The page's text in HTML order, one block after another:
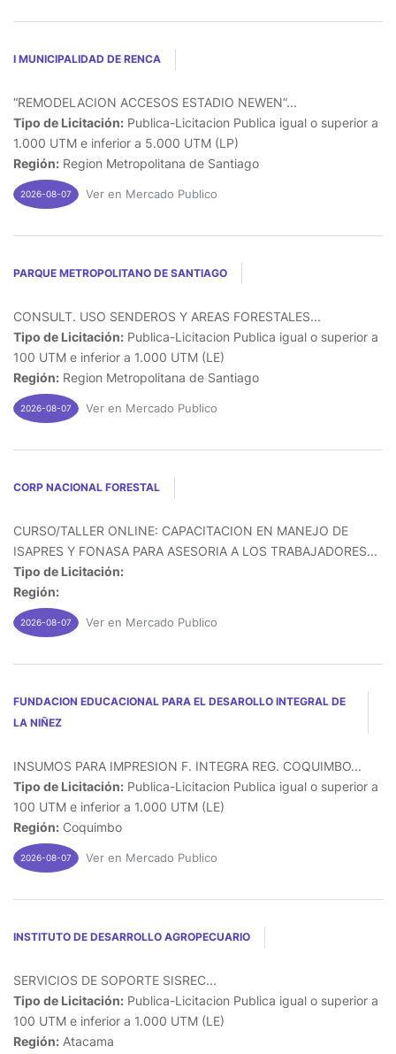
I MUNICIPALIDAD DE RENCA
“REMODELACION ACCESOS ESTADIO NEWEN”...
Tipo de Licitación: Publica-Licitacion Publica igual o superior a
1.000 UTM e inferior a 5.000 UTM (LP)
Región: Region Metropolitana de Santiago
2026-08-07 Ver en Mercado Publico
PARQUE METROPOLITANO DE SANTIAGO
CONSULT. USO SENDEROS Y AREAS FORESTALES...
Tipo de Licitación: Publica-Licitacion Publica igual o superior a
100 UTM e inferior a 1.000 UTM (LE)
Región: Region Metropolitana de Santiago
2026-08-07 Ver en Mercado Publico
CORP NACIONAL FORESTAL
CURSO/TALLER ONLINE: CAPACITACION EN MANEJO DE
ISAPRES Y FONASA PARA ASESORIA A LOS TRABAJADORES...
Tipo de Licitación:
Región:
2026-08-07 Ver en Mercado Publico
FUNDACION EDUCACIONAL PARA EL DESAROLLO INTEGRAL DE
LA NIÑEZ
INSUMOS PARA IMPRESION F. INTEGRA REG. COQUIMBO...
Tipo de Licitación: Publica-Licitacion Publica igual o superior a
100 UTM e inferior a 1.000 UTM (LE)
Región: Coquimbo
2026-08-07 Ver en Mercado Publico
INSTITUTO DE DESARROLLO AGROPECUARIO
SERVICIOS DE SOPORTE SISREC...
Tipo de Licitación: Publica-Licitacion Publica igual o superior a
100 UTM e inferior a 1.000 UTM (LE)
Región: Atacama